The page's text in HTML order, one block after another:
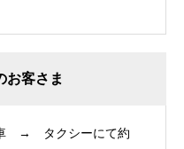
お客さま
車 → タクシーにて約